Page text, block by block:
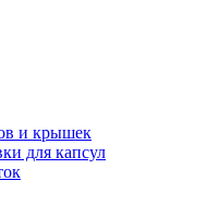
и крышек
для капсул